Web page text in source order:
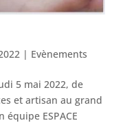
| Evènements
5 mai 2022, de
et artisan au grand
ESPACE